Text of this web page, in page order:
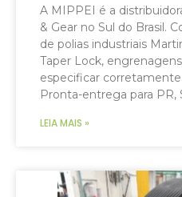
A MIPPEI é a
& Gear no Sul do Brasil.
de polias industriais
Taper Lock,
especificar
Pronta-entrega para PR,
LEIA MAIS »